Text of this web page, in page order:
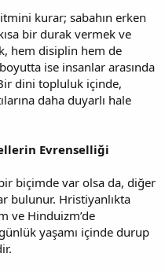
kurar; sabahın erken
bir durak vermek ve
hem disiplin hem de
ise insanlar arasında
dini topluluk içinde,
daha duyarlı hale
Evrenselliği
biçimde var olsa da, diğer
bulunur. Hristiyanlıkta
ve Hinduizm’de
yaşamı içinde durup